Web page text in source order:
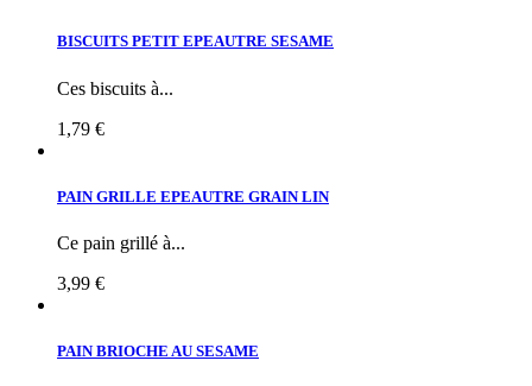
BISCUITS PETIT EPEAUTRE SESAME
Ces biscuits à...
1,79 €
PAIN GRILLE EPEAUTRE GRAIN LIN
Ce pain grillé à...
3,99 €
PAIN BRIOCHE AU SESAME